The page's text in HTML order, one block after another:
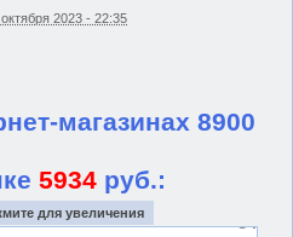
2023 - 22:35
магазинах 8900
5934 руб.:
для увеличения